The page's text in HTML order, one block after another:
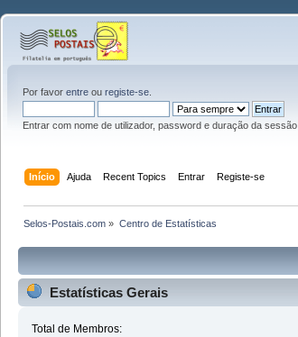
Por favor entre ou registe-se
Entrar com nome de utilizador, password e duração da sessão
Início Ajuda Recent Topics Entrar Registe-se
Selos-Postais.com » Centro de Estatísticas
Estatísticas Gerais
Total de Membros: